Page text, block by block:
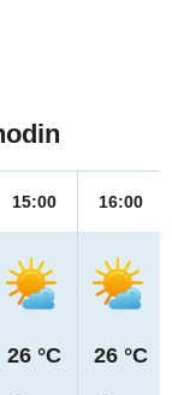
15:00
26 °C
16:00
26 °C